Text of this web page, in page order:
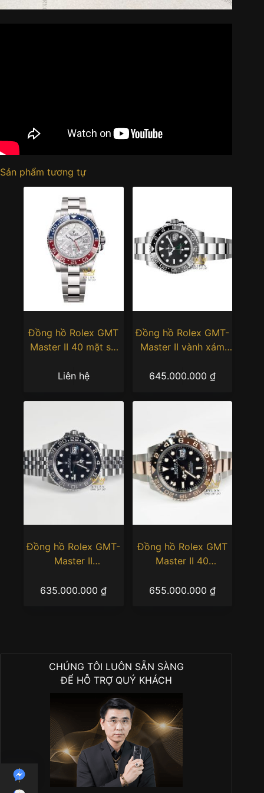
Sản phẩm tương tự
Đồng hồ Rolex GMT
Master II 40 mặt số
126719BLRO-0002
Liên hệ
Đồng hồ Rolex GMT-
Master II vành xám
0004
645.000.000 ₫
Đồng hồ Rolex GMT-
Master II
mặt số đen
635.000.000₫
Đồng hồ Rolex GMT
Master II 40
“Root Beer”
655.000.000 ₫
CHÚNG TÔI LUÔN SẴN SÀNG
ĐỂ HỖ TRỢ QUÝ KHÁCH